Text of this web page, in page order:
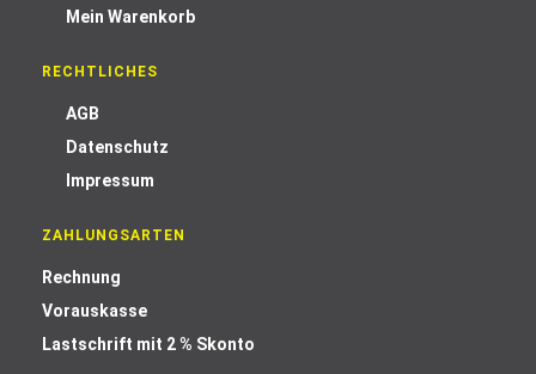
Mein Warenkorb
RECHTLICHES
AGB
Datenschutz
Impressum
ZAHLUNGSARTEN
Rechnung
Vorauskasse
Lastschrift mit 2 % Skonto